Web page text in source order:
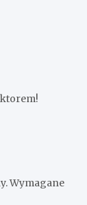
Wymagane